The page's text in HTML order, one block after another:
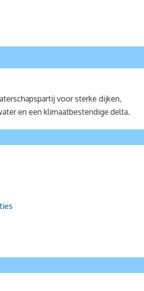
voor sterke dijken,
en een klimaatbestendige delta.